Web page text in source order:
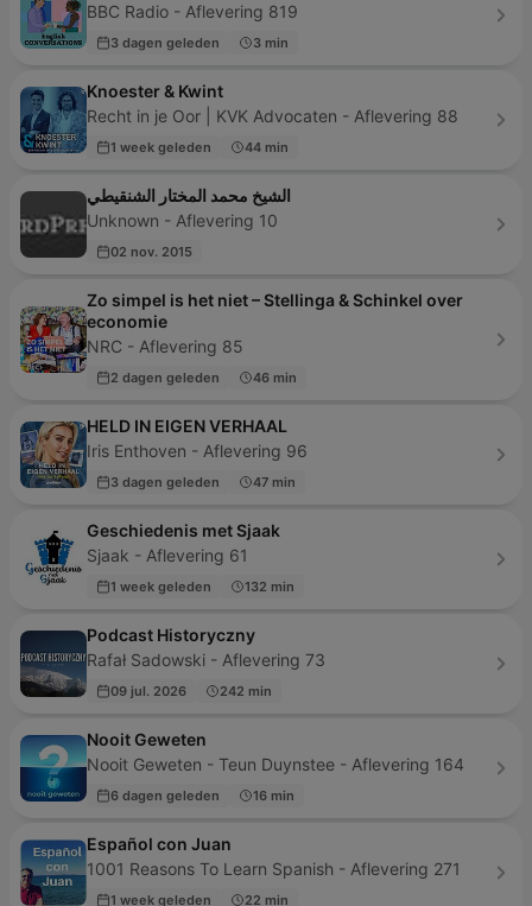
BBC Radio - Aflevering 819
3 dagen geleden 3 min
Knoester & Kwint
Recht in je Oor | KVK Advocaten - Aflevering 88
1 week geleden 44 min
الشيخ محمد المختار الشنقيطي
Unknown - Aflevering 10
02 nov. 2015
Zo simpel is het niet – Stellinga & Schinkel over
economie
NRC - Aflevering 85
2 dagen geleden 46 min
HELD IN EIGEN VERHAAL
Iris Enthoven - Aflevering 96
3 dagen geleden 47 min
Geschiedenis met Sjaak
Sjaak - Aflevering 61
1 week geleden 132 min
Podcast Historyczny
Rafał Sadowski - Aflevering 73
09 jul. 2026 242 min
Nooit Geweten
Nooit Geweten - Teun Duynstee - Aflevering 164
6 dagen geleden 16 min
Español con Juan
1001 Reasons To Learn Spanish - Aflevering 271
1 week geleden 22 min